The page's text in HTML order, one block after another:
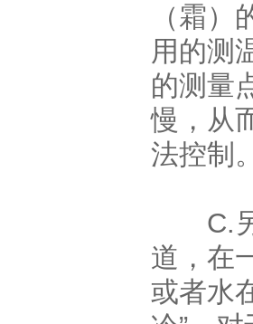
（霜
用的测
的测量
慢，从
法控制
C.另
道，在
或者水